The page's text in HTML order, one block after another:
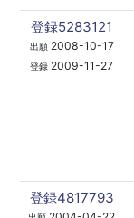
登録5283121
出願2008-10-17
登録 2009-11-27
登録4817793